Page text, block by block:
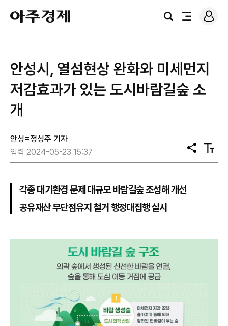
아
주
경
검
전
로
그
안성시, 열섬현상 완화와 미세먼지
저감효과가 있는 도시바람길숲 소
개
안성=정성주 기자
입력 2024-05-23 15:37
공
유
텍
스
각종 대기환경 문제 대규모 바람길숲 조성해 개선
공유재산 무단점유지 철거 행정대집행 실시